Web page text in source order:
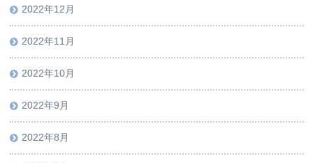
2022年12月
2022年11月
2022年10月
2022年9月
2022年8月